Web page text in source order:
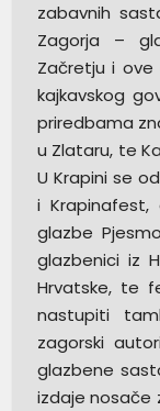
zabavnih
Zagorja –
Začretju i
kajkavskog
priredbama
u Zlataru, te
U Krapini se
i
glazbe
glazbenici iz
Hrvatske, te
nastupiti
zagorski
glazbene
izdaje nosače